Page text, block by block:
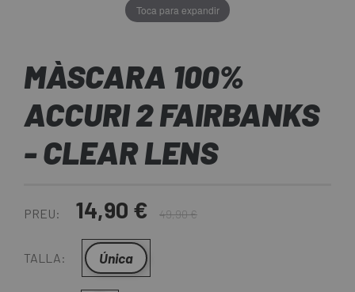
Toca para expandir
MÀSCARA 100%
ACCURI 2 FAIRBANKS
- CLEAR LENS
PREU: 14,90 € 49,90 €
TALLA: Única